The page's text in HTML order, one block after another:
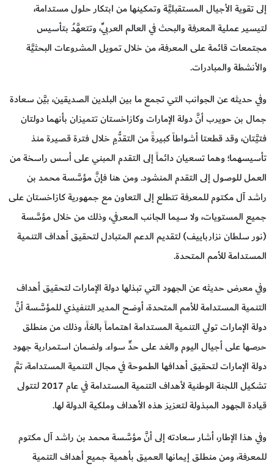
إلى تقوية الأجيال المستقبليَّة وتمكينها من ابتكار حلول مستدامة،
لتيسير عملية المعرفة والبحث في العالم العربيِّ، وتتعهَّدُ بتأسيس
مجتمعات قائمة على المعرفة، من خلال تمويل المشروعات البحثيَّة
والأنشطة والمبادرات.
وفي حديثه عن الجوانب التي تجمع ما بين البلدين الصديقين، بيَّن سعادة
جمال بن حويرب أنَّ دولة الإمارات وكازاخستان تتميزان بأنهما دولتان
فتيَّتان، وقد قطعتا أشواطاً كبيرةً من التقدُّمِ خلال فترة قصيرة منذ
تأسيسهما؛ وهما تسعيان دائماً إلى التقدم المبني على أسس راسخة من
العمل للوصول إلى التقدم المنشود. ومن هنا فإنَّ مؤسَّسة محمد بن
راشد آل مكتوم للمعرفة تتطلع إلى التعاون مع جمهورية كازاخستان على
جميع المستويات، ولا سيما الجانب المعرفي، وذلك من خلال مؤسَّسة
(نور سلطان نزارباييف) لتقديم الدعم المتبادل لتحقيق أهداف التنمية
المستدامة للأمم المتحدة.
وفي معرض حديثه عن الجهود التي تبذلها دولة الإمارات لتحقيق أهداف
التنمية المستدامة للأمم المتحدة، أوضح المدير التنفيذي للمؤسَّسة أنَّ
دولة الإمارات تولي التنمية المستدامة اهتماماً بالغاً، وذلك من منطلق
حرصها على أجيال اليوم والغد على حدٍّ سواء. ولضمان استمرارية جهود
دولة الإمارات لتحقيق أهدافها الطموحة في مجال التنمية المستدامة، تمَّ
تشكيل اللجنة الوطنية لأهداف التنمية المستدامة في عام 2017 لتتولى
قيادة الجهود المبذولة لتعزيز هذه الأهداف وملكية الدولة لها.
وفي هذا الإطار، أشار سعادته إلى أنَّ مؤسَّسة محمد بن راشد آل مكتوم
للمعرفة، ومن منطلق إيمانها العميق بأهمية جميع أهداف التنمية